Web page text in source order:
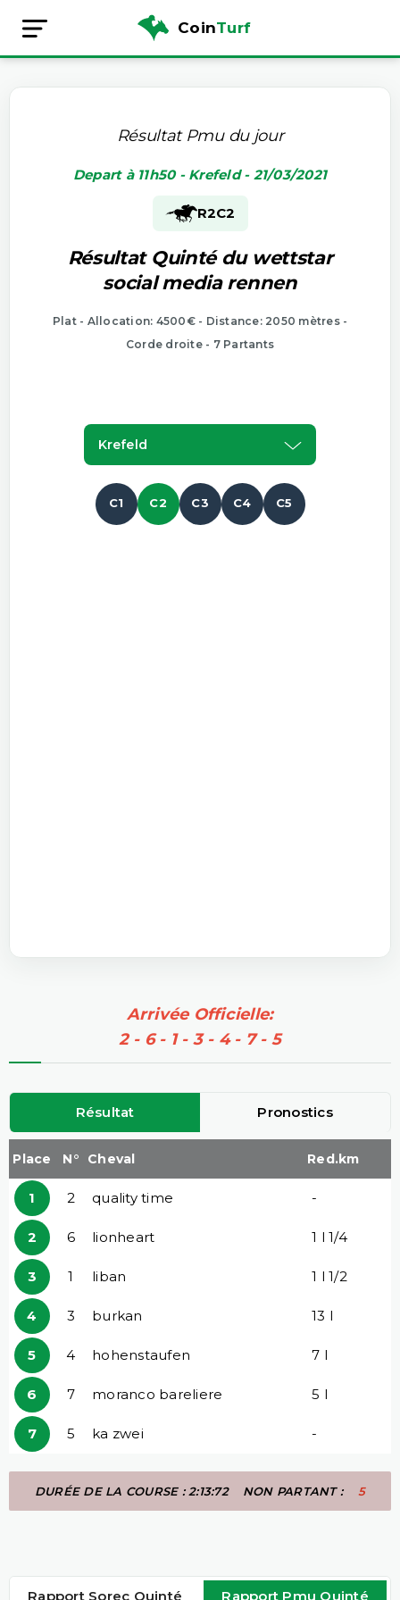
CoinTurf
Résultat Pmu du jour
Depart à 11h50 - Krefeld - 21/03/2021
R2C2
Résultat Quinté du wettstar
social media rennen
Plat - Allocation: 4500€ - Distance: 2050 mètres -
Corde droite - 7 Partants
Krefeld
C1 C2 C3 C4 C5
Arrivée Officielle:
2 - 6 - 1 - 3 - 4 - 7 - 5
Résultat Pronostics
Place N° Cheval Red.km
1 2 quality time -
2 6 lionheart 1 l 1/4
3 1 liban 1 l 1/2
4 3 burkan 13 l
5 4 hohenstaufen 7 l
6 7 moranco bareliere 5 l
7 5 ka zwei -
DURÉE DE LA COURSE : 2:13:72 NON PARTANT : 5
Rapport Sorec Quinté Rapport Pmu Quinté